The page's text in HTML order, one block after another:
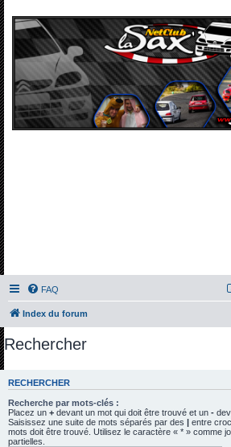
FAQ
Index du forum
Rechercher
RECHERCHER
Recherche par mots-clés :
Placez un + devant un mot qui doit être trouvé et un -
Saisissez une suite de mots séparés par des | entre
mots doit être trouvé. Utilisez le caractère « * » comme
partielles.